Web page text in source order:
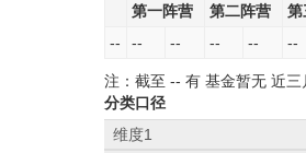
第一阵营 第二阵营 第
--
-- -- -- -- --
注：截至 -- 有 基金暂无 近三
分类口径
维度1